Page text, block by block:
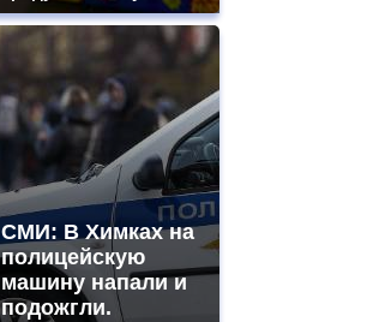
СМИ: В Химках на
полицейскую
машину напали и
подожгли.